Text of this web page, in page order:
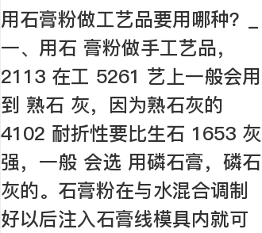
用石膏粉做工艺品要用哪种？_
一、用石 膏粉做手工艺品，
2113 在工 5261 艺上一般会用
到 熟石 灰，因为熟石灰的
4102 耐折性要比生石 1653 灰
强，一般 会选 用磷石膏，磷石
灰的。石膏粉在与水混合调制
好以后注入石膏线模具内就可